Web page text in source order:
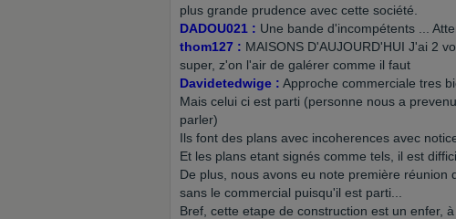
plus grande prudence avec cette société.
DADOU021 : Une bande d'incompétents ...
thom127 : MAISONS D'AUJOURD'HUI J'ai 2
super, z'on l'air de galérer comme il faut
Davidetedwige : Approche commerciale tres
Mais celui ci est parti (personne nous a
parler)
Ils font des plans avec incoherences avec
Et les plans etant signés comme tels, il est
De plus, nous avons eu note première réunion
sans le commercial puisqu'il est parti...
Bref, cette etape de construction est un enfer,